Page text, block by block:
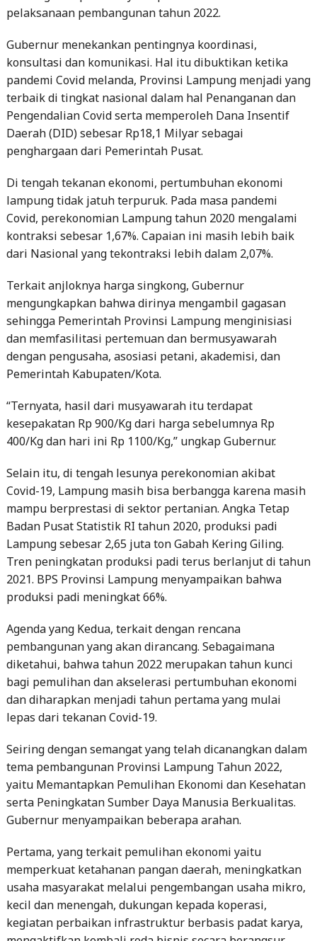
pelaksanaan pembangunan tahun 2022.
Gubernur menekankan pentingnya koordinasi,
konsultasi dan komunikasi. Hal itu dibuktikan ketika
pandemi Covid melanda, Provinsi Lampung menjadi yang
terbaik di tingkat nasional dalam hal Penanganan dan
Pengendalian Covid serta memperoleh Dana Insentif
Daerah (DID) sebesar Rp18,1 Milyar sebagai
penghargaan dari Pemerintah Pusat.
Di tengah tekanan ekonomi, pertumbuhan ekonomi
lampung tidak jatuh terpuruk. Pada masa pandemi
Covid, perekonomian Lampung tahun 2020 mengalami
kontraksi sebesar 1,67%. Capaian ini masih lebih baik
dari Nasional yang tekontraksi lebih dalam 2,07%.
Terkait anjloknya harga singkong, Gubernur
mengungkapkan bahwa dirinya mengambil gagasan
sehingga Pemerintah Provinsi Lampung menginisiasi
dan memfasilitasi pertemuan dan bermusyawarah
dengan pengusaha, asosiasi petani, akademisi, dan
Pemerintah Kabupaten/Kota.
“Ternyata, hasil dari musyawarah itu terdapat
kesepakatan Rp 900/Kg dari harga sebelumnya Rp
400/Kg dan hari ini Rp 1100/Kg,” ungkap Gubernur.
Selain itu, di tengah lesunya perekonomian akibat
Covid-19, Lampung masih bisa berbangga karena masih
mampu berprestasi di sektor pertanian. Angka Tetap
Badan Pusat Statistik RI tahun 2020, produksi padi
Lampung sebesar 2,65 juta ton Gabah Kering Giling.
Tren peningkatan produksi padi terus berlanjut di tahun
2021. BPS Provinsi Lampung menyampaikan bahwa
produksi padi meningkat 66%.
Agenda yang Kedua, terkait dengan rencana
pembangunan yang akan dirancang. Sebagaimana
diketahui, bahwa tahun 2022 merupakan tahun kunci
bagi pemulihan dan akselerasi pertumbuhan ekonomi
dan diharapkan menjadi tahun pertama yang mulai
lepas dari tekanan Covid-19.
Seiring dengan semangat yang telah dicanangkan dalam
tema pembangunan Provinsi Lampung Tahun 2022,
yaitu Memantapkan Pemulihan Ekonomi dan Kesehatan
serta Peningkatan Sumber Daya Manusia Berkualitas.
Gubernur menyampaikan beberapa arahan.
Pertama, yang terkait pemulihan ekonomi yaitu
memperkuat ketahanan pangan daerah, meningkatkan
usaha masyarakat melalui pengembangan usaha mikro,
kecil dan menengah, dukungan kepada koperasi,
kegiatan perbaikan infrastruktur berbasis padat karya,